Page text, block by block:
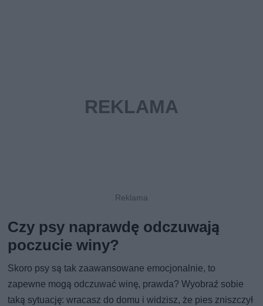
Czy psy naprawdę odczuwają
poczucie winy?
Skoro psy są tak zaawansowane emocjonalnie, to
zapewne mogą odczuwać winę, prawda? Wyobraź sobie
taką sytuację: wracasz do domu i widzisz, że pies zniszczył